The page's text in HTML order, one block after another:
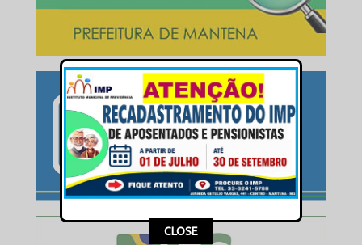
This popup will close in:
CLOSE